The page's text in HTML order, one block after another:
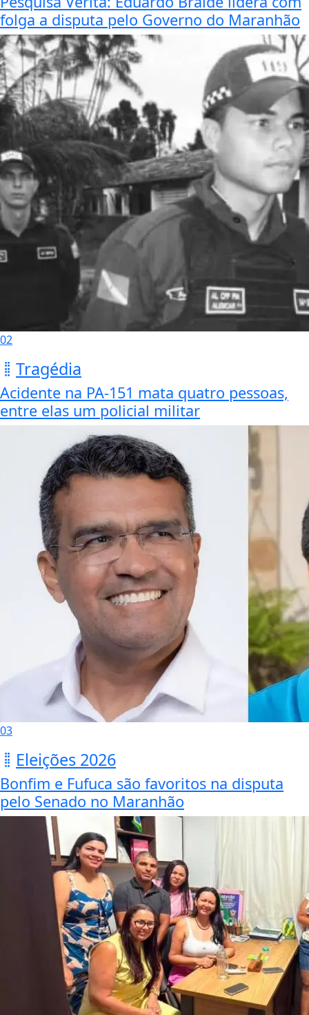
folga a disputa pelo Governo do Maranhão
02
Tragédia
Acidente na PA-151 mata quatro pessoas,
entre elas um policial militar
03
Eleições 2026
Bonfim e Fufuca são favoritos na disputa
pelo Senado no Maranhão